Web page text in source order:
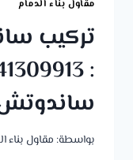
مقاول بناء الدمام
تركيب
ساندوتش
بواسطة: مقاول بناء